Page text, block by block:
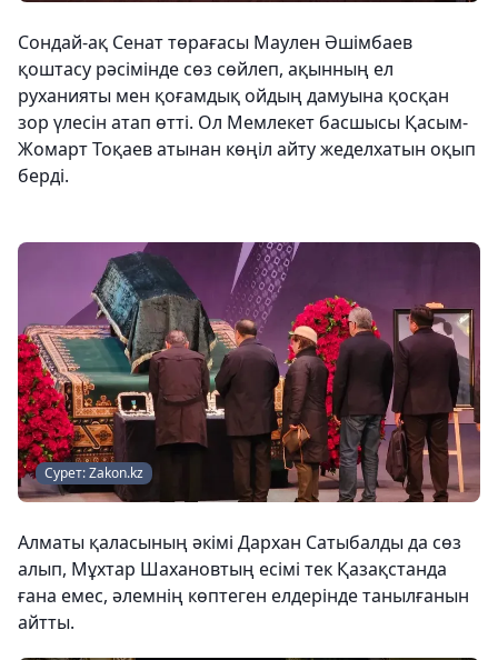
Сондай-ақ Сенат төрағасы Маулен Әшімбаев
қоштасу рәсімінде сөз сөйлеп, ақынның ел
руханияты мен қоғамдық ойдың дамуына қосқан
зор үлесін атап өтті. Ол Мемлекет басшысы Қасым-
Жомарт Тоқаев атынан көңіл айту жеделхатын оқып
берді.
Сурет: Zakon.kz
Алматы қаласының әкімі Дархан Сатыбалды да сөз
алып, Мұхтар Шахановтың есімі тек Қазақстанда
ғана емес, әлемнің көптеген елдерінде танылғанын
айтты.